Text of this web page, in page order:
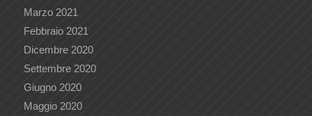
Marzo 2021
Febbraio 2021
Dicembre 2020
Settembre 2020
Giugno 2020
Maggio 2020